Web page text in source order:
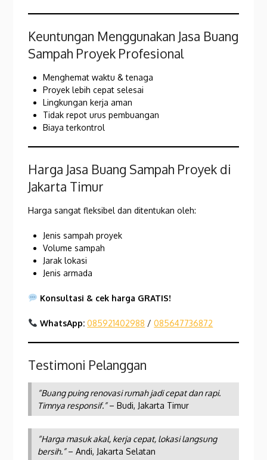
Keuntungan Menggunakan Jasa Buang
Sampah Proyek Profesional
Menghemat waktu & tenaga
Proyek lebih cepat selesai
Lingkungan kerja aman
Tidak repot urus pembuangan
Biaya terkontrol
Harga Jasa Buang Sampah Proyek di
Jakarta Timur
Harga sangat fleksibel dan ditentukan oleh:
Jenis sampah proyek
Volume sampah
Jarak lokasi
Jenis armada
Konsultasi & cek harga GRATIS!
WhatsApp: 085921402988 /085647736872
Testimoni Pelanggan
“Buang puing renovasi rumah jadi cepat dan rapi.
Timnya responsif.”– Budi, Jakarta Timur
“Harga masuk akal, kerja cepat, lokasi langsung
bersih.”– Andi, Jakarta Selatan